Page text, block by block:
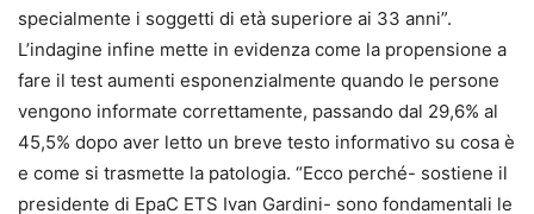
specialmente i soggetti di età superiore ai 33 anni”.
L’indagine infine mette in evidenza come la propensione a
fare il test aumenti esponenzialmente quando le persone
vengono informate correttamente, passando dal 29,6% al
45,5% dopo aver letto un breve testo informativo su cosa è
e come si trasmette la patologia. “Ecco perché- sostiene il
presidente di EpaC ETS Ivan Gardini- sono fondamentali le